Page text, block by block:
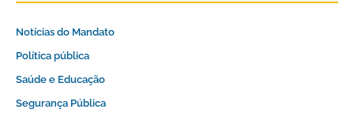
Notícias do Mandato
Política pública
Saúde e Educação
Segurança Pública